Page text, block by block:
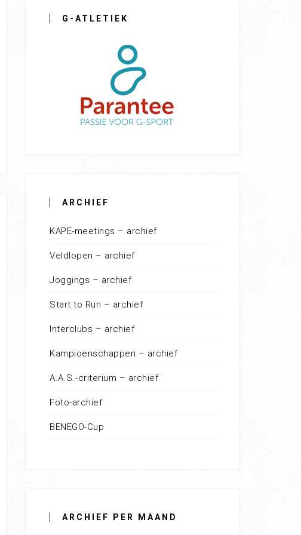
G-ATLETIEK
ARCHIEF
KAPE-meetings – archief
Veldlopen – archief
Joggings – archief
Start to Run – archief
Interclubs – archief
Kampioenschappen – archief
A.A.S.-criterium – archief
Foto-archief
BENEGO-Cup
ARCHIEF PER MAAND